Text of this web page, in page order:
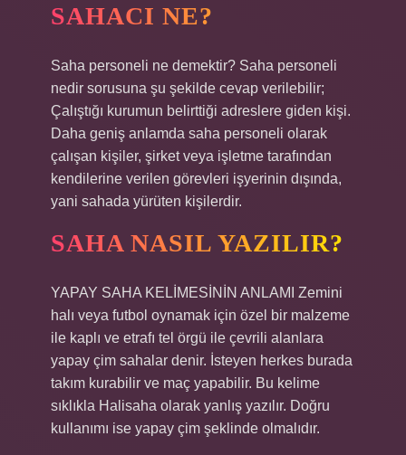
SAHACI NE?
Saha personeli ne demektir? Saha personeli
nedir sorusuna şu şekilde cevap verilebilir;
Çalıştığı kurumun belirttiği adreslere giden kişi.
Daha geniş anlamda saha personeli olarak
çalışan kişiler, şirket veya işletme tarafından
kendilerine verilen görevleri işyerinin dışında,
yani sahada yürüten kişilerdir.
SAHA NASIL YAZILIR?
YAPAY SAHA KELİMESİNİN ANLAMI Zemini
halı veya futbol oynamak için özel bir malzeme
ile kaplı ve etrafı tel örgü ile çevrili alanlara
yapay çim sahalar denir. İsteyen herkes burada
takım kurabilir ve maç yapabilir. Bu kelime
sıklıkla Halisaha olarak yanlış yazılır. Doğru
kullanımı ise yapay çim şeklinde olmalıdır.